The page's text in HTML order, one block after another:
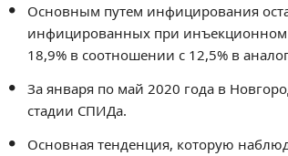
Основным путем инфицирования
инфицированных при инъекционном
18,9% в соотношении с 12,5% в
За января по май 2020 года в
стадии СПИДа.
Основная тенденция, которую